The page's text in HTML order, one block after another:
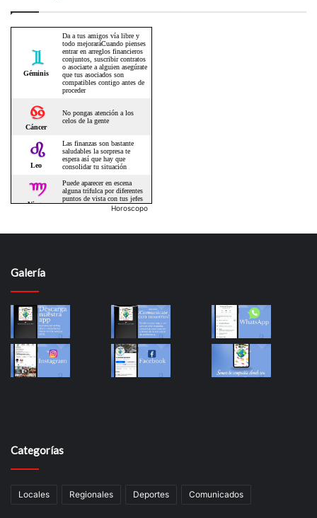
Horoscopo
Galería
Categorías
Locales Regionales Deportes Comunicados